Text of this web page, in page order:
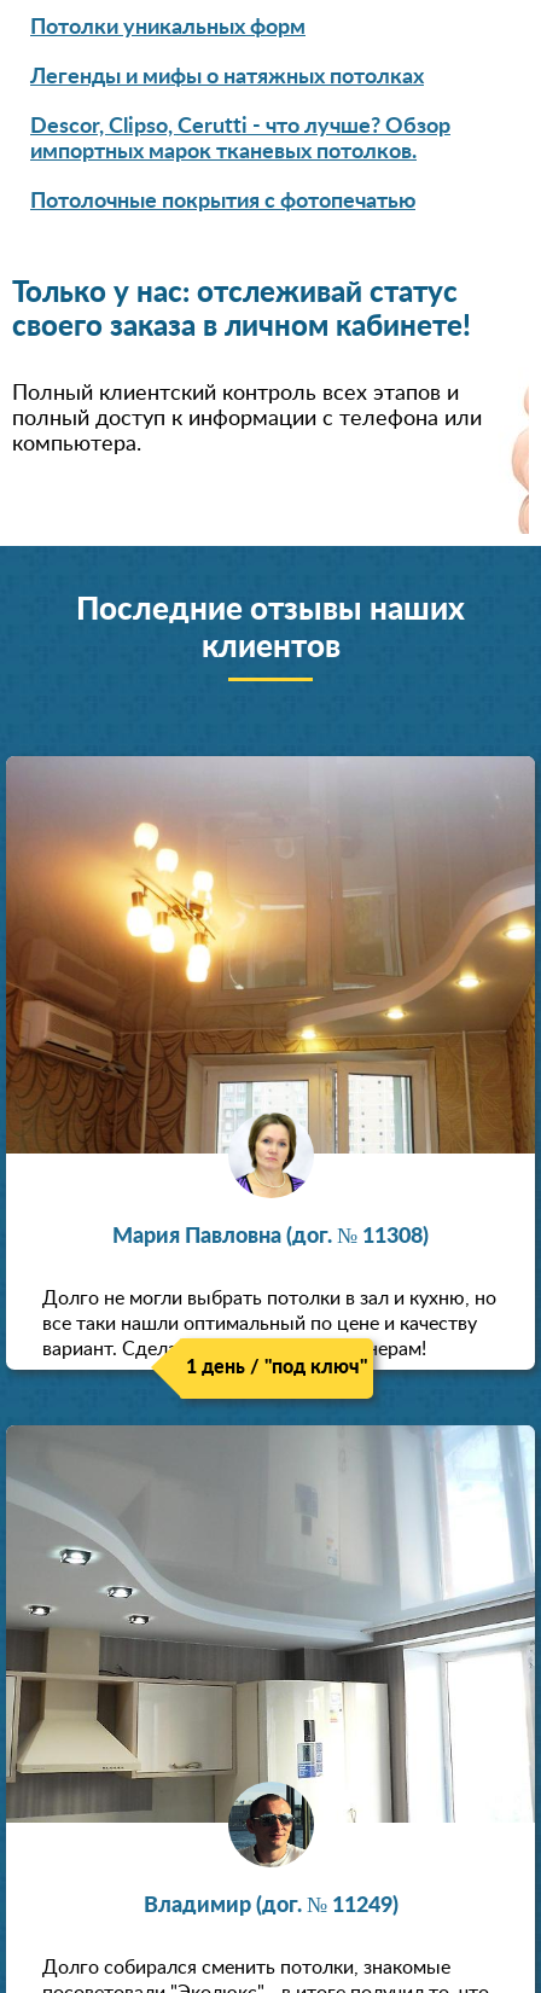
Потолки уникальных форм
Легенды и мифы о натяжных потолках
Descor, Clipso, Cerutti - что лучше? Обзор
импортных марок тканевых потолков.
Потолочные покрытия с фотопечатью
Только у нас: отслеживай статус
своего заказа в личном кабинете!
Полный клиентский контроль всех этапов и
полный доступ к информации с телефона или
компьютера.
Последние отзывы наших
клиентов
Мария Павловна (дог. № 11308)
Долго не могли выбрать потолки в зал и кухню, но
все таки нашли оптимальный по цене и качеству
вариант. Сделали скидку как пенсионерам!
1 день / "под ключ"
Владимир (дог. № 11249)
Долго собирался сменить потолки, знакомые